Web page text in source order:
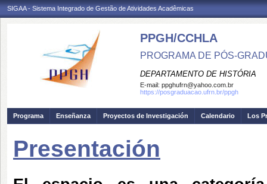
SIGAA - Sistema Integrado de Gestão de Atividades Acadêmicas
PPGH/CCHLA
PROGRAMA DE PÓS-
DEPARTAMENTO DE HISTÓRIA
E-mail: ppghufrn@yahoo.com.br
https://posgraduacao.ufrn.br/ppgh
Programa Enseñanza Proyectos de Investigación Calendario Los
Presentación